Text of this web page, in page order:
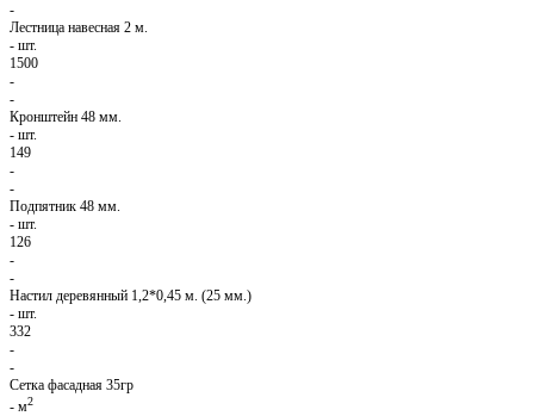
-
Лестница навесная 2 м.
- шт.
1500
-
-
Кронштейн 48 мм.
- шт.
149
-
-
Подпятник 48 мм.
- шт.
126
-
-
Настил деревянный 1,2*0,45 м. (25 мм.)
- шт.
332
-
-
Сетка фасадная 35гр
- м2